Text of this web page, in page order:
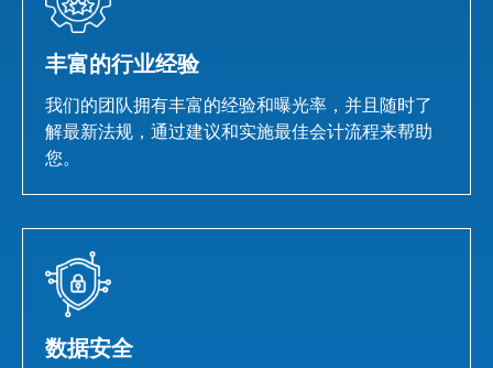
丰富的行业经验
我们的团队拥有丰富的经验和曝光率，并且随时了
解最新法规，通过建议和实施最佳会计流程来帮助
您。
数据安全